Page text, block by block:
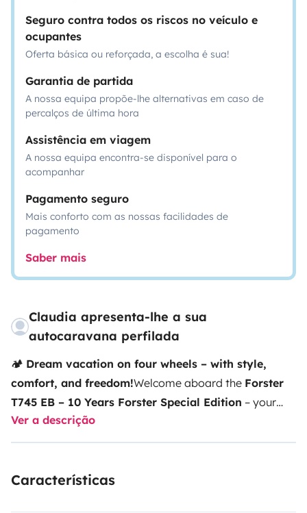
Seguro contra todos os riscos no veículo e
ocupantes
Oferta básica ou reforçada, a escolha é sua!
Garantia de partida
A nossa equipa propõe-lhe alternativas em caso de
percalços de última hora
Assistência em viagem
A nossa equipa encontra-se disponível para o
acompanhar
Pagamento seguro
Mais conforto com as nossas facilidades de
pagamento
Saber mais
Claudia apresenta-lhe a sua
autocaravana perfilada
🏕️ Dream vacation on four wheels – with style,
comfort, and freedom!Welcome aboard the Forster
T745 EB – 10 Years Forster Special Edition – your
perfect travel companion for unforgettable
adventures! This semi-integrated motorhome
smart comfort with a spacious layout – ideal for
Ver a descrição
Características